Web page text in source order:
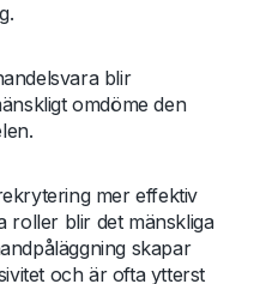
blir
omdöme den
mer effektiv
roller blir det mänskliga
skapar
och är ofta ytterst